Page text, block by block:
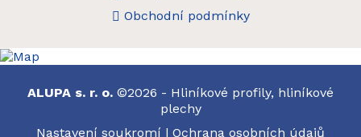
Obchodní podmínky
ALUPA s. r. o. ©2026 - Hliníkové profily, hliníkové
plechy
Nastavení soukromí | Ochrana osobních údajů